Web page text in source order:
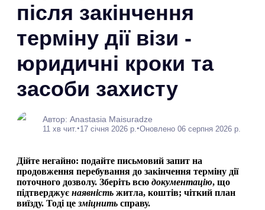
після закінчення
терміну дії візи -
юридичні кроки та
засоби захисту
Автор: Anastasia Maisuradze
11 хв чит. •17 січня 2026 р. •Оновлено 06 серпня 2026 р.
Дійте негайно: подайте письмовий запит на
продовження перебування до закінчення терміну дії
поточного дозволу. Зберіть всю документацію, що
підтверджує наявність житла, коштів; чіткий план
виїзду. Тоді це зміцнить справу.